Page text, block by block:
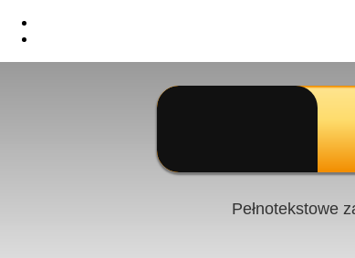
Pełnotekstowe